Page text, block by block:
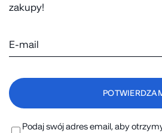
zakupy!
Podaj swój adres email, aby